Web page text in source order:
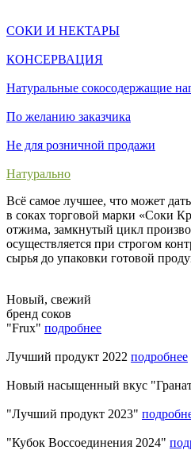
СОКИ И НЕКТАРЫ
КОНСЕРВАЦИЯ
Натуральные сокосодержащие
По желанию заказчика
Не для розничной продажи
Натурально
Всё самое лучшее, что может
в соках торговой марки «Соки
отжима, замкнутый цикл
осуществляется при строгом
сырья до упаковки готовой
Новый, свежий
бренд соков
"Frux" подробнее
Лучший продукт 2022 подробнее
Новый насыщенный вкус
"Лучший продукт 2023"
"Кубок Воссоединения 2024"